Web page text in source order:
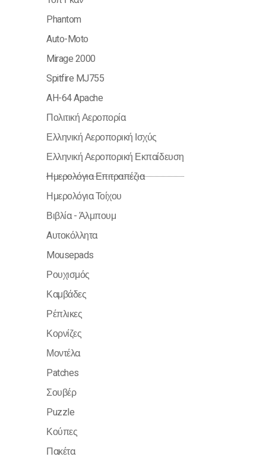
Phantom
Auto-Moto
Mirage 2000
Spitfire MJ755
AH-64 Apache
Πολιτική Αεροπορία
Ελληνική Αεροπορική Ισχύς
Ελληνική Αεροπορική Εκπαίδευση
Ημερολόγια Επιτραπέζια
Ημερολόγια Τοίχου
Βιβλία - Άλμπουμ
Aυτοκόλλητα
Mousepads
Ρουχισμός
Καμβάδες
Ρέπλικες
Κορνίζες
Μοντέλα
Patches
Σουβέρ
Puzzle
Κούπες
Πακέτα